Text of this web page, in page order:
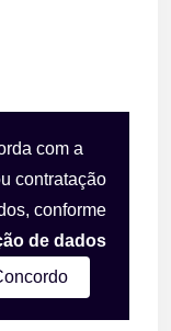
é
crédito,
luz, entre
com a
contratação
conforme
de dados